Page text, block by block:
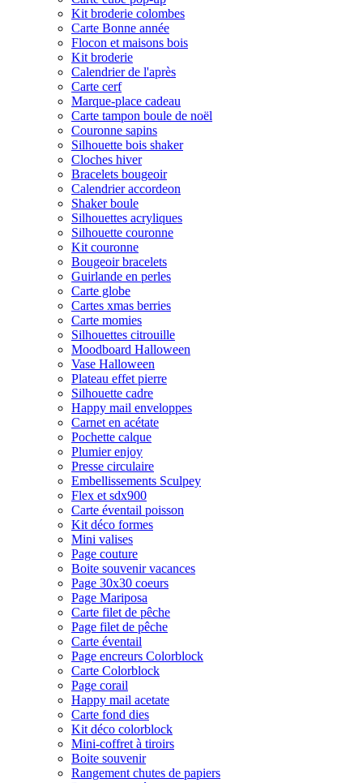
Kit broderie colombes
Carte Bonne année
Flocon et maisons bois
Kit broderie
Calendrier de l'après
Carte cerf
Marque-place cadeau
Carte tampon boule de noël
Couronne sapins
Silhouette bois shaker
Cloches hiver
Bracelets bougeoir
Calendrier accordeon
Shaker boule
Silhouettes acryliques
Silhouette couronne
Kit couronne
Bougeoir bracelets
Guirlande en perles
Carte globe
Cartes xmas berries
Carte momies
Silhouettes citrouille
Moodboard Halloween
Vase Halloween
Plateau effet pierre
Silhouette cadre
Happy mail enveloppes
Carnet en acétate
Pochette calque
Plumier enjoy
Presse circulaire
Embellissements Sculpey
Flex et sdx900
Carte éventail poisson
Kit déco formes
Mini valises
Page couture
Boite souvenir vacances
Page 30x30 coeurs
Page Mariposa
Carte filet de pêche
Page filet de pêche
Carte éventail
Page encreurs Colorblock
Carte Colorblock
Page corail
Happy mail acetate
Carte fond dies
Kit déco colorblock
Mini-coffret à tiroirs
Boite souvenir
Rangement chutes de papiers